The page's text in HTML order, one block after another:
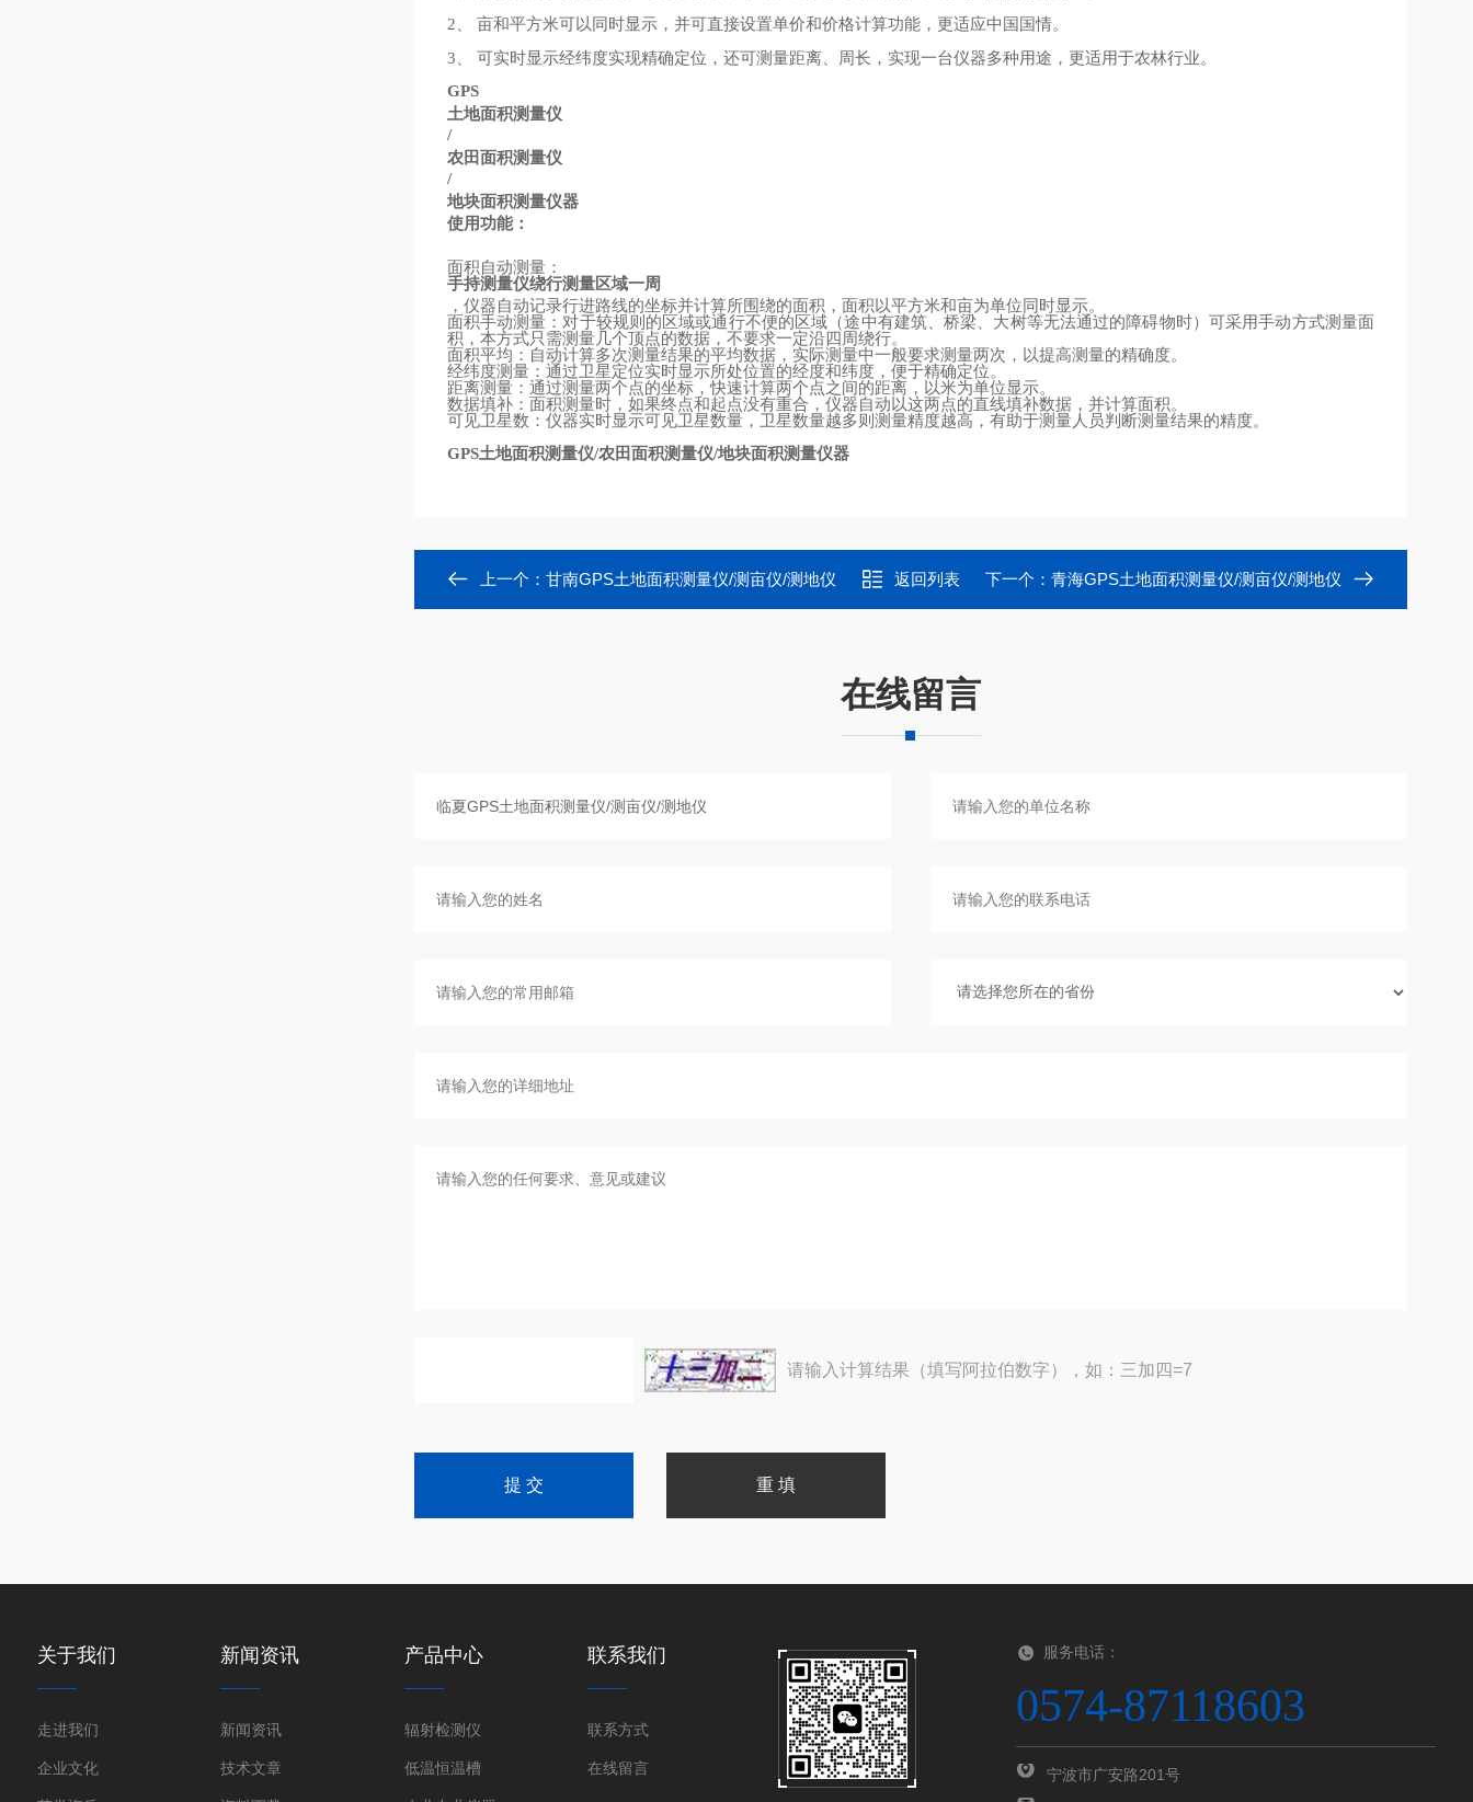
2 亩和平方米可以同时显示，并可直接设置单价和价格计算功能，更适应中国国情。
3 可实时显示经纬度实现精确定位，还可测量距离、周长，实现一台仪器多种用途，更适用于农林行业。
GPS
土地面积测量仪
/
农田面积测量仪
/
地块面积测量仪器
使用功能：
面积自动测量：
手持测量仪绕行测量区域一周
，仪器自动记录行进路线的坐标并计算所围绕的面积，面积以平方米和亩为单位同时显示。
面积手动测量：对于较规则的区域或通行不便的区域（途中有建筑、桥梁、大树等无法通过的障碍物时）可采用手动方式测量面
积，本方式只需测量几个顶点的数据，不要求一定沿四周绕行。
面积平均：自动计算多次测量结果的平均数据，实际测量中一般要求测量两次，以提高测量的精确度。
经纬度测量：通过卫星定位实时显示所处位置的经度和纬度，便于精确定位。
距离测量：通过测量两个点的坐标，快速计算两个点之间的距离，以米为单位显示。
数据填补：面积测量时，如果终点和起点没有重合，仪器自动以这两点的直线填补数据，并计算面积。
可见卫星数：仪器实时显示可见卫星数量，卫星数量越多则测量精度越高，有助于测量人员判断测量结果的精度。
GPS土地面积测量仪/农田面积测量仪/地块面积测量仪器
上一个： 甘南GPS土地面积测量仪/测亩仪/测地仪 返回列表 下一个： 青海GPS土地面积测量仪/测亩仪/测地仪
在线留言
请输入计算结果（填写阿拉伯数字），如：三加四=7
关于我们
走进我们
企业文化
新闻资讯
新闻资讯
技术文章
产品中心
辐射检测仪
低温恒温槽
联系我们
联系方式
在线留言
服务电话：
0574-87118603
宁波市广安路201号